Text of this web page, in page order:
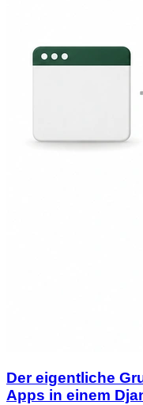
Der eigentliche
Apps in einem